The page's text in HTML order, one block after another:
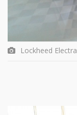
Lockheed Electra